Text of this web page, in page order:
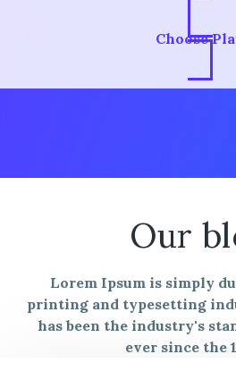
Choose
Our
Lorem Ipsum is simply
printing and typesetting
has been the industry's
ever since the